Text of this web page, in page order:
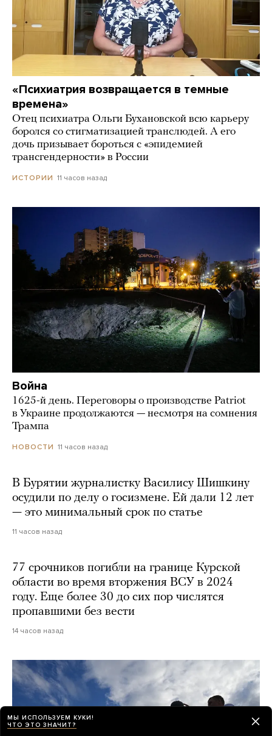
«Психиатрия возвращается в темные
времена»
Отец психиатра Ольги Бухановской всю карьеру
боролся со стигматизацией транслюдей. А его
дочь призывает бороться с «эпидемией
трансгендерности» в России
ИСТОРИИ 11 часов назад
Война
1625-й день. Переговоры о производстве Patriot
в Украине продолжаются — несмотря на сомнения
Трампа
НОВОСТИ 11 часов назад
В Бурятии журналистку Василису Шишкину
осудили по делу о госизмене. Ей дали 12 лет
— это минимальный срок по статье
11 часов назад
77 срочников погибли на границе Курской
области во время вторжения ВСУ в 2024
году. Еще более 30 до сих пор числятся
пропавшими без вести
14 часов назад
МЫ ИСПОЛЬЗУЕМ КУКИ!
ЧТО ЭТО ЗНАЧИТ?